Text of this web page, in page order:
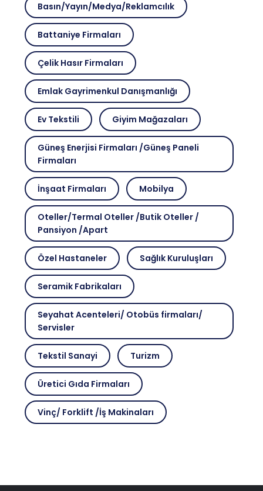
Ateş Eczanesi
0(342)251-95-12
23 Nisan Mahallesi, Üniversite Bulvarı
No:317/D Şahinbey / Gaziantep
Suna Eczanesi
0(342)361-02-61
Binevler 23 Nisan Mahallesi Şahinbey
/ Gaziantep
Tuna Albayram Eczanesi
0(553)910-41-78
Serinevler Mahallesi 99040 Nolu
Sokak No:8/B Şahinbey / Gaziantep
Karataş Nur Eczanesi
0(342)371-07-77
Karataş 1 Bölge Oska Civarı Şahinbey
/ Gaziantep
Yeni Hoşgör Eczanesi
0(342)339-55-58
Cumhuriyet Mahallesi, Şahinbey /
Gaziantep
Güven Eczanesi
0(342)323-23-27
Kayaönü Mahallesi, 59 Sokak, No:8
Şehitkamil / Gaziantep
Gazikent Eczanesi
Basın/Yayın/Medya/Reklamcılık
Battaniye Firmaları
Çelik Hasır Firmaları
Emlak Gayrimenkul Danışmanlığı
Ev Tekstili Giyim Mağazaları
Güneş Enerjisi Firmaları /Güneş Paneli
Firmaları
İnşaat Firmaları Mobilya
Oteller/Termal Oteller /Butik Oteller /
Pansiyon /Apart
Özel Hastaneler Sağlık Kuruluşları
Seramik Fabrikaları
Seyahat Acenteleri/ Otobüs firmaları/
Servisler
Tekstil Sanayi Turizm
Üretici Gıda Firmaları
Vinç/ Forklift /İş Makinaları